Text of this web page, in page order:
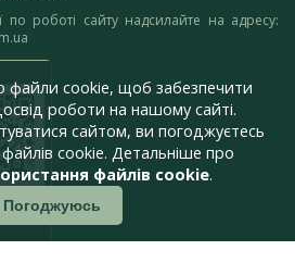
по роботі сайту надсилайте на адресу:
файли cookie, щоб забезпечити
роботи на нашому сайті.
сайтом, ви погоджуєтесь
cookie. Детальніше про
файлів cookie.
Погоджуюсь